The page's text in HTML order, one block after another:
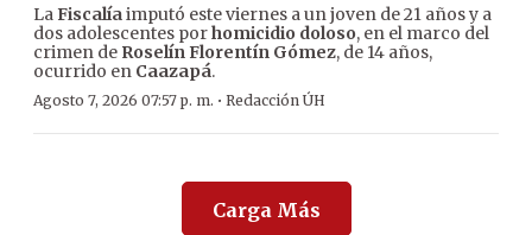
LaFiscalíaimputó este viernes a un joven de 21 años y a
dos adolescentes porhomicidio doloso, en el marco del
crimen de Roselín Florentín Gómez, de 14 años,
ocurrido en Caazapá.
Agosto 7, 2026 07:57 p. m. · Redacción ÚH
Carga Más